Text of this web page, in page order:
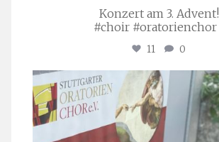
Konzert am 3. Advent!
#choir #oratorienchor
11 0
stuttgarter_oratorienchor
Juli 23